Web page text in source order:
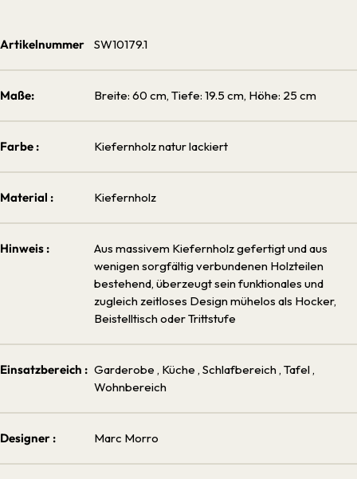
Artikelnummer SW10179.1
Maße: Breite: 60 cm, Tiefe: 19.5 cm, Höhe: 25 cm
Farbe : Kiefernholz natur lackiert
Material : Kiefernholz
Hinweis :
Aus massivem Kiefernholz gefertigt und aus
wenigen sorgfältig verbundenen Holzteilen
bestehend, überzeugt sein funktionales und
zugleich zeitloses Design mühelos als Hocker,
Beistelltisch oder Trittstufe
Einsatzbereich : Garderobe , Küche , Schlafbereich , Tafel ,
Wohnbereich
Designer : Marc Morro